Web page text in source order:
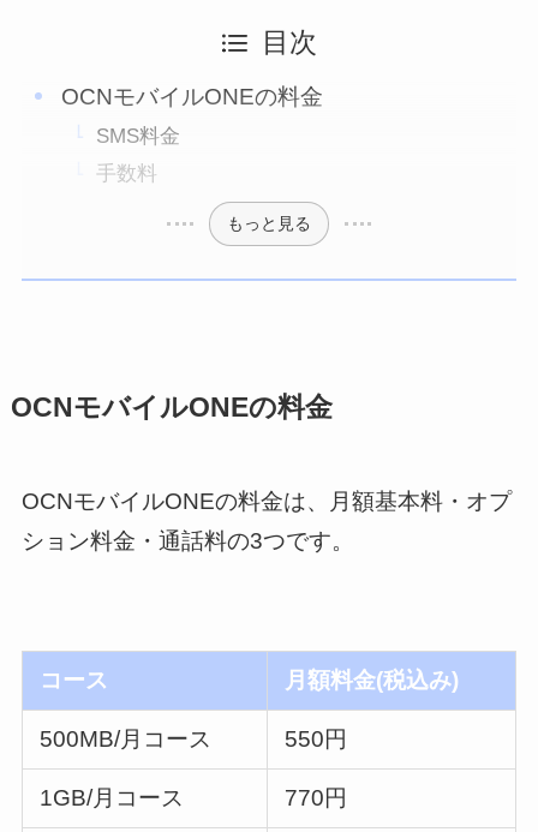
目次
OCNモバイルONEの料金
SMS料金
手数料
もっと見る
OCNモバイルONEの料金
OCNモバイルONEの料金は、月額基本料・オプ
ション料金・通話料の3つです。
コース 月額料金(税込み)
500MB/月コース 550円
1GB/月コース 770円